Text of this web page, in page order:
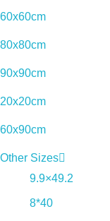
60x60cm
80x80cm
90x90cm
20x20cm
60x90cm
Other Sizes
9.9×49.2
8*40